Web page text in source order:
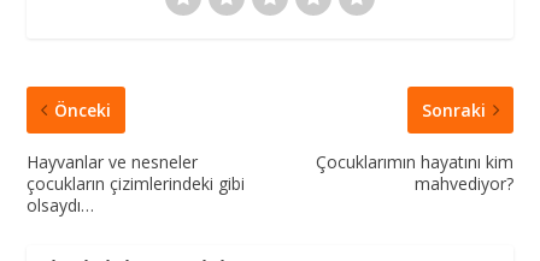
Önceki
Hayvanlar ve nesneler
çocukların çizimlerindeki gibi
olsaydı…
Sonraki
Çocuklarımın hayatını kim
mahvediyor?